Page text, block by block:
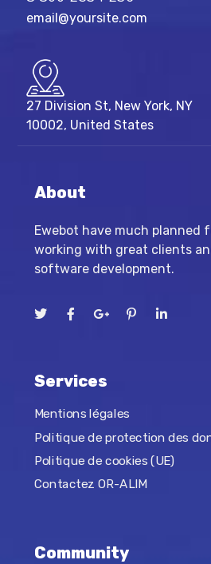
email@yoursite.com
27 Division St, New York, NY
10002, United States
About
Ewebot have much planned
working with great clients
software development.
Services
Mentions légales
Politique de protection des
Politique de cookies (UE)
Contactez OR-ALIM
Community